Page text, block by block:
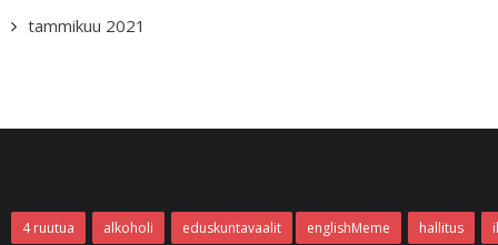
tammikuu 2021
4 ruutua alkoholi eduskuntavaalit englishMeme hallitus